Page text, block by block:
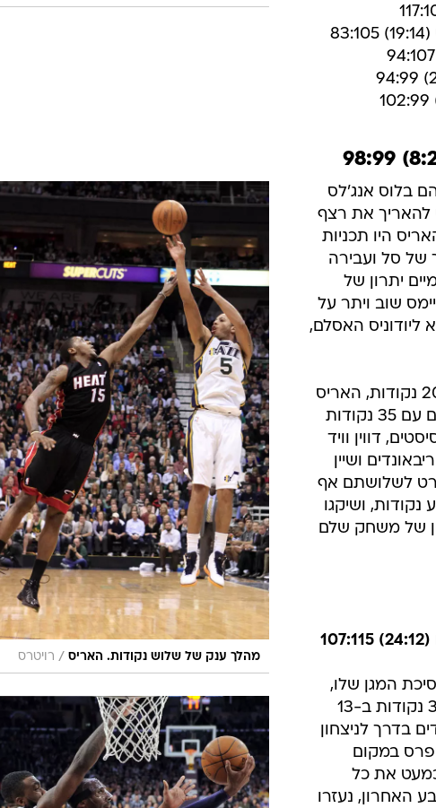
מהלך ענק של שלוש נקודות. האריס / רויטרס
בלוס אנג'לס
להאריך את רצף
היו תכניות
של סל ועבירה
יתרון של
שוב ויתר על
האסלם,
אל ג'פרסון הוביל את יוטה עם 20 נקודות, האריס
רשם 13 ו-5 אסיסטים. לברון סיים עם 35 נקודות
10 ריבאונדים ו-6 אסיסטים, דווין וויד
רשם 31 נקודות (10 מ-20) ו-6 ריבאונדים ושיין
אבל פרט לשלושתם אף
ושיקגו
של משחק שלם
המגן שלו,
והפעם האיש במסיכה הפציץ 38 נקודות ב-13
8 ריבאונדים בדרך לניצחון
במקום
את כל
ברבע האחרון, נעזרו